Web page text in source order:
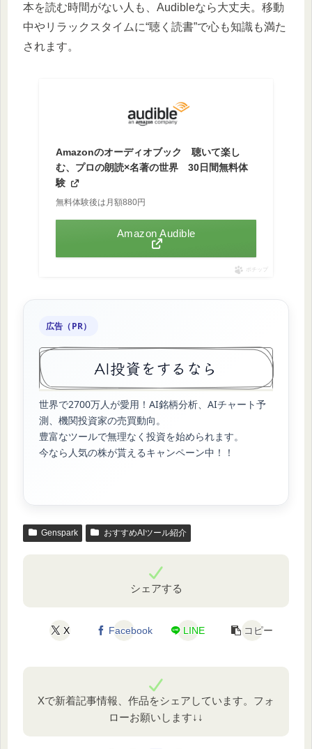
本を読む時間がない人も、Audibleなら大丈夫。移動
中やリラックスタイムに“聴く読書”で心も知識も満た
されます。
Amazonのオーディオブック 聴いて楽し
む、プロの朗読×名著の世界 30日間無料体
験
無料体験後は月額880円
Amazon Audible
ポチップ
広告（PR）
AI投資をするなら
世界で2700万人が愛用！AI銘柄分析、AIチャート予
測、機関投資家の売買動向。
豊富なツールで無理なく投資を始められます。
今なら人気の株が貰えるキャンペーン中！！
Genspark おすすめAIツール紹介
シェアする
X Facebook LINE コピー
Xで新着記事情報、作品をシェアしています。フォ
ローお願いします↓↓